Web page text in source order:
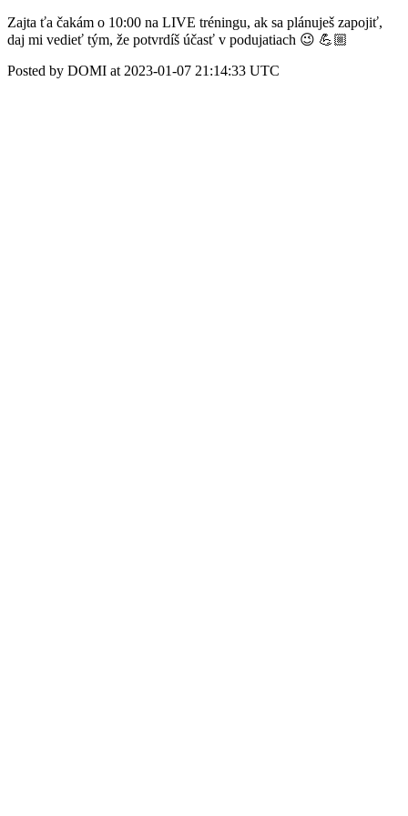
Zajta ťa čakám o 10:00 na LIVE tréningu, ak sa plánuješ zapojiť,
daj mi vedieť tým, že potvrdíš účasť v podujatiach 😉 💪🏼
Posted by DOMI at 2023-01-07 21:14:33 UTC